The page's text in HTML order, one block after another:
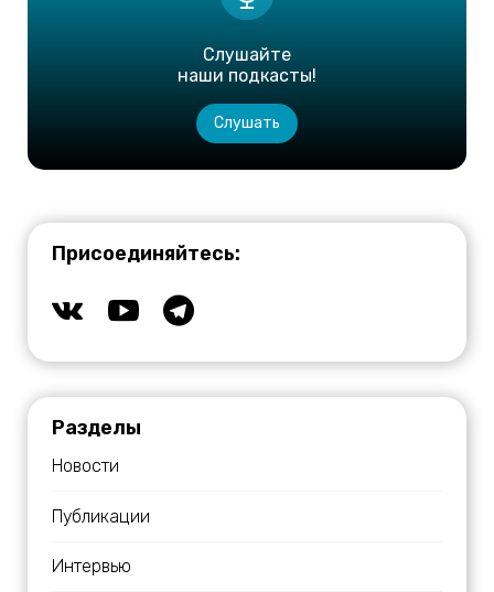
Слушайте
наши подкасты!
Слушать
Присоединяйтесь:
Разделы
Новости
Публикации
Интервью